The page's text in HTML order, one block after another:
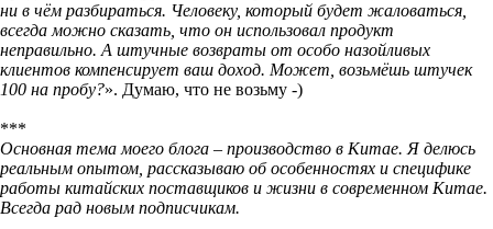
ни в чём разбираться. Человеку, который будет жаловаться,
всегда можно сказать, что он использовал продукт
неправильно. А штучные возвраты от особо назойливых
клиентов компенсирует ваш доход. Может, возьмёшь штучек
100 на пробу?». Думаю, что не возьму -)
***
Основная тема моего блога – производство в Китае. Я делюсь
реальным опытом, рассказываю об особенностях и специфике
работы китайских поставщиков и жизни в современном Китае.
Всегда рад новым подписчикам.